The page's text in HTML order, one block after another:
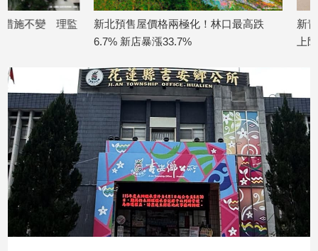
築/
室
內
設
計
美
食
新北預售屋價格兩極化！林口最高跌
6.7% 新店暴漲33.7%
新青安2.0登場！七